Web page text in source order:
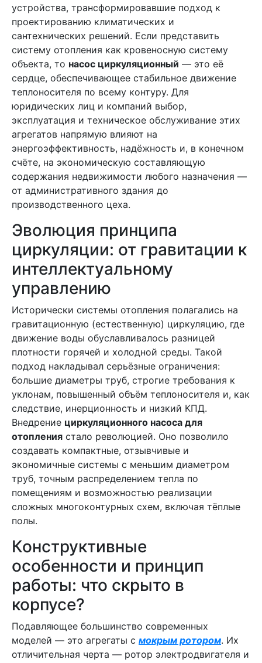
устройства, трансформировавшие подход к
проектированию климатических и
сантехнических решений. Если представить
систему отопления как кровеносную систему
объекта, то насос циркуляционный — это её
сердце, обеспечивающее стабильное движение
теплоносителя по всему контуру. Для
юридических лиц и компаний выбор,
эксплуатация и техническое обслуживание этих
агрегатов напрямую влияют на
энергоэффективность, надёжность и, в конечном
счёте, на экономическую составляющую
содержания недвижимости любого назначения —
от административного здания до
производственного цеха.
Эволюция принципа
циркуляции: от гравитации к
интеллектуальному
управлению
Исторически системы отопления полагались на
гравитационную (естественную) циркуляцию, где
движение воды обуславливалось разницей
плотности горячей и холодной среды. Такой
подход накладывал серьёзные ограничения:
большие диаметры труб, строгие требования к
уклонам, повышенный объём теплоносителя и, как
следствие, инерционность и низкий КПД.
Внедрение циркуляционного насоса для
отопления стало революцией. Оно позволило
создавать компактные, отзывчивые и
экономичные системы с меньшим диаметром
труб, точным распределением тепла по
помещениям и возможностью реализации
сложных многоконтурных схем, включая тёплые
полы.
Конструктивные
особенности и принцип
работы: что скрыто в
корпусе?
Подавляющее большинство современных
моделей — это агрегаты с мокрым ротором. Их
отличительная черта — ротор электродвигателя и